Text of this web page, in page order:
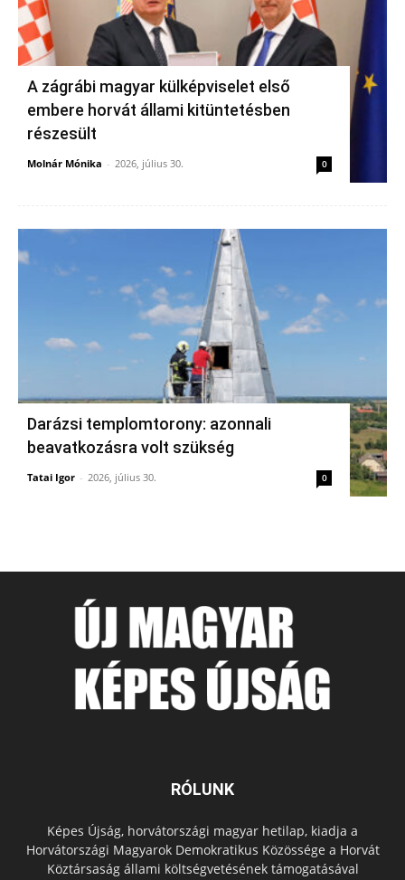
A zágrábi magyar külképviselet első
embere horvát állami kitüntetésben
részesült
Molnár Mónika - 2026, július 30. 0
Darázsi templomtorony: azonnali
beavatkozásra volt szükség
Tatai Igor - 2026, július 30. 0
RÓLUNK
Képes Újság, horvátországi magyar hetilap, kiadja a
Horvátországi Magyarok Demokratikus Közössége a Horvát
Köztársaság állami költségvetésének támogatásával